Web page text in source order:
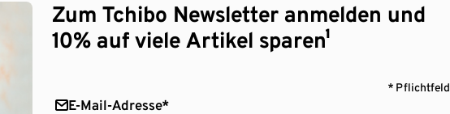
Zum Tchibo Newsletter anmelden und
10% auf viele Artikel sparen¹
* Pflichtfeld
E-Mail-Adresse*